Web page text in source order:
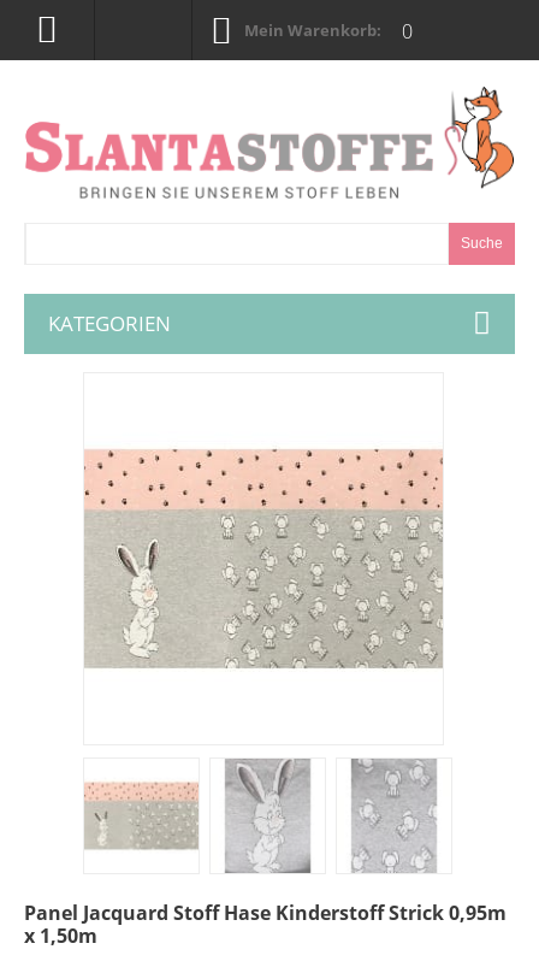
Mein Warenkorb: 0
Suche
KATEGORIEN
Panel Jacquard Stoff Hase Kinderstoff Strick 0,95m
x 1,50m